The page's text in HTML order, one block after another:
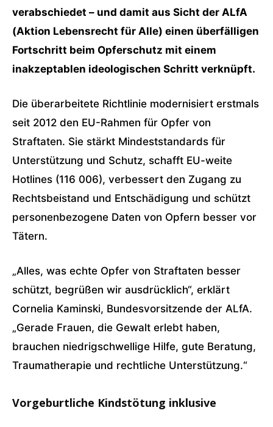
verabschiedet – und damit aus Sicht der ALfA
(Aktion Lebensrecht für Alle) einen überfälligen
Fortschritt beim Opferschutz mit einem
inakzeptablen ideologischen Schritt verknüpft.
Die überarbeitete Richtlinie modernisiert erstmals
seit 2012 den EU-Rahmen für Opfer von
Straftaten. Sie stärkt Mindeststandards für
Unterstützung und Schutz, schafft EU-weite
Hotlines (116 006), verbessert den Zugang zu
Rechtsbeistand und Entschädigung und schützt
personenbezogene Daten von Opfern besser vor
Tätern.
„Alles, was echte Opfer von Straftaten besser
schützt, begrüßen wir ausdrücklich“, erklärt
Cornelia Kaminski, Bundesvorsitzende der ALfA.
„Gerade Frauen, die Gewalt erlebt haben,
brauchen niedrigschwellige Hilfe, gute Beratung,
Traumatherapie und rechtliche Unterstützung.“
Vorgeburtliche Kindstötung inklusive